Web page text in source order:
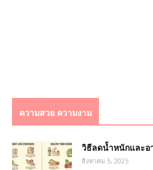
ความสวย ความงาม
วิธีลดน้ำหนักและอ
สิงหาคม 5, 2025